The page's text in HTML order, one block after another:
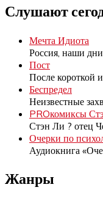
Слушают
Мечта Идиота
Россия, наши
Пост
После короткой
Беспредел
Неизвестные
PROкомиксы
Стэн Ли ? отец
Очерки по
Аудиокнига
Жанры